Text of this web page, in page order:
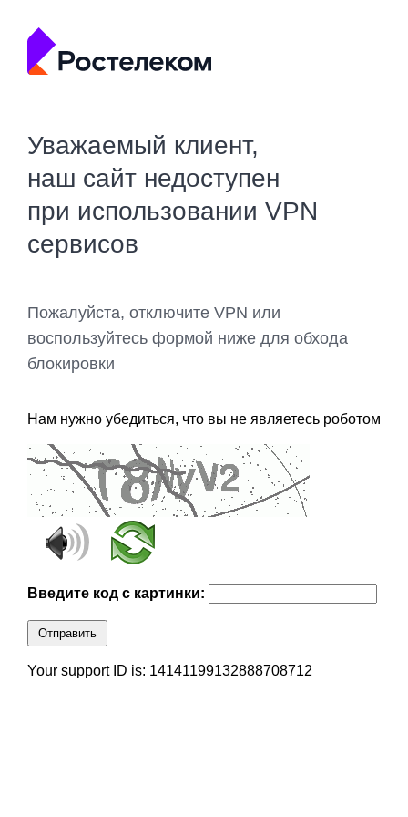
Уважаемый клиент,
наш сайт недоступен
при использовании VPN
сервисов
Пожалуйста, отключите VPN или
воспользуйтесь формой ниже для обхода
блокировки
Нам нужно убедиться, что вы не являетесь роботом
Введите код с картинки:
Отправить
Your support ID is: 14141199132888708712